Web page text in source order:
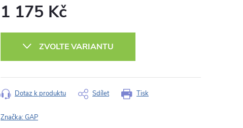
1 175 Kč
ZVOLTE VARIANTU
Tisk
Dotaz k produktu Sdílet
Značka:GAP